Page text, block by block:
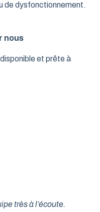
de dysfonctionnement.
nous
et prête à
très à l’écoute.